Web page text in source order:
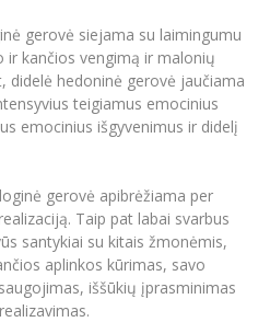
gerovė siejama su laimingumu
ir kančios vengimą ir malonių
didelė hedoninė gerovė jaučiama
teigiamus emocinius
emocinius išgyvenimus ir didelį
gerovė apibrėžiama per
Taip pat labai svarbus
santykiai su kitais žmonėmis,
aplinkos kūrimas, savo
iššūkių įprasminimas